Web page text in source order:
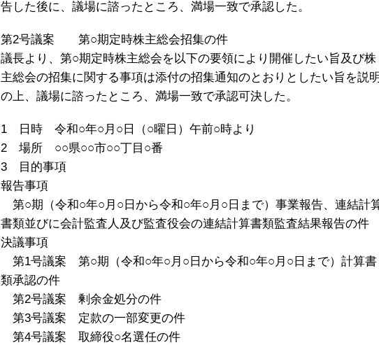
告した後に、議場に諮ったところ、満場一致で承認した。
第2号議案 第○期定時株主総会招集の件
議長より、第○期定時株主総会を以下の要領により開催したい旨及び株
主総会の招集に関する事項は添付の招集通知のとおりとしたい旨を説
の上、議場に諮ったところ、満場一致で承認可決した。
1 日時 令和○年○月○日（○曜日）午前○時より
2 場所 ○○県○○市○○丁目○番
3 目的事項
報告事項
第○期（令和○年○月○日から令和○年○月○日まで）事業報告、連結計
書類並びに会計監査人及び監査役会の連結計算書類監査結果報告の件
決議事項
第1号議案 第○期（令和○年○月○日から令和○年○月○日まで）計算書
類承認の件
第2号議案 剰余金処分の件
第3号議案 定款の一部変更の件
第4号議案 取締役○名選任の件